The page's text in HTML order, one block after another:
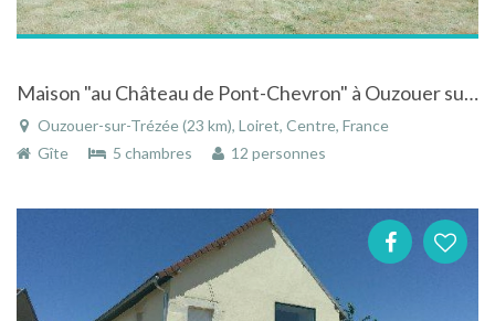
Maison "au Château de Pont-Chevron" à Ouzouer sur Trézée - Loiret - Centre dans le parc du château
Ouzouer-sur-Trézée (23 km), Loiret, Centre, France
Gîte
5 chambres 12 personnes